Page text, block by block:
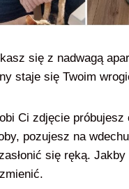
się z nadwagą
staje się Twoim
Ci zdjęcie próbujesz
pozujesz na
się ręką. Jakby